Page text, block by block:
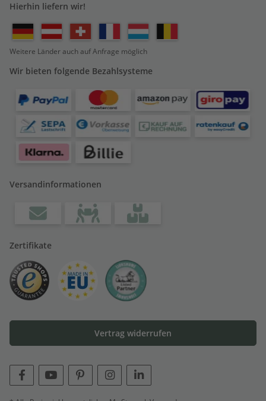
Hierhin liefern wir!
Weitere Länder auch auf Anfrage möglich
Wir bieten folgende Bezahlsysteme
Versandinformationen
Zertifikate
Vertrag widerrufen